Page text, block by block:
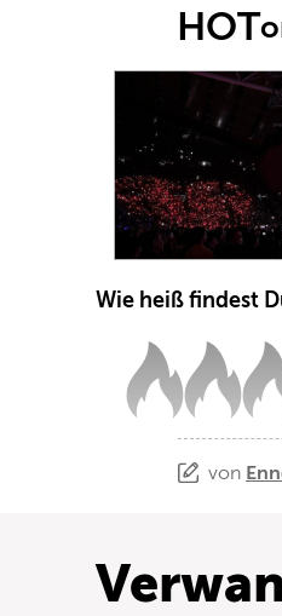
HOT
Wie heiß findest
von